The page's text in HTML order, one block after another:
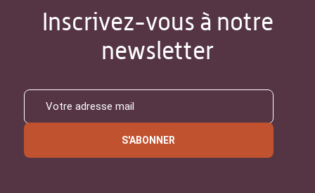
Inscrivez-vous à notre
newsletter
S'ABONNER